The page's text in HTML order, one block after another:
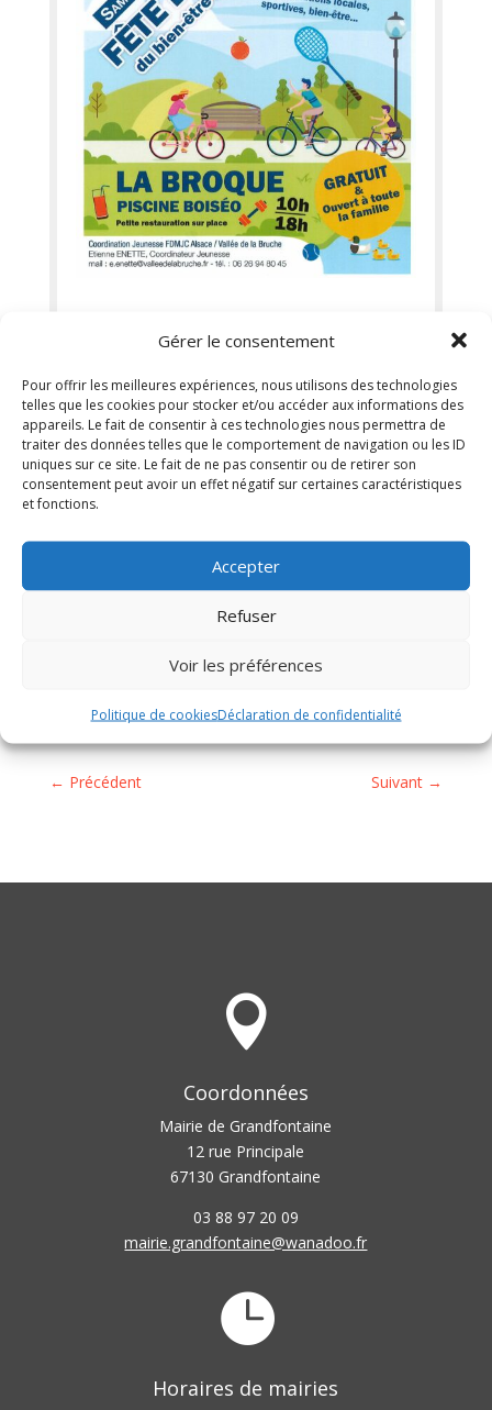
Gérer le consentement
Pour offrir les meilleures expériences, nous utilisons des technologies
telles que les cookies pour stocker et/ou accéder aux informations des
appareils. Le fait de consentir à ces technologies nous permettra de
traiter des données telles que le comportement de navigation ou les ID
uniques sur ce site. Le fait de ne pas consentir ou de retirer son
consentement peut avoir un effet négatif sur certaines caractéristiques
et fonctions.
Accepter
Refuser
Voir les préférences
Politique de cookiesDéclaration de confidentialité
TRAVAUX DE REFECTION DE CHAUSSEE du
"LES ZOUNAS" NOUVEAU SPECTACLE
← Précédent Suivant →

Coordonnées
Mairie de Grandfontaine
12 rue Principale
67130 Grandfontaine
03 88 97 20 09
mairie.grandfontaine@wanadoo.fr

Horaires de mairies